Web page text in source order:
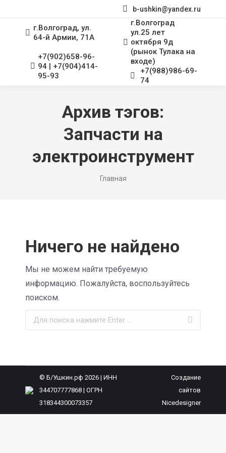
b-ushkin@yandex.ru
г.Волгоград, ул.
64-й Армии, 71А
+7(902)658-96-
94 | +7(904)414-
95-93
г.Волгоград
ул.25 лет
октября 9д
(рынок Тулака на
входе)
+7(988)986-69-
74
Архив тэгов:
Запчасти на
электроинструмент
Вы здесь:
Главная
Ничего не найдено
Мы не можем найти требуемую
информацию. Пожалуйста, воспользуйтесь
поиском.
Поиск:
© Б/Ушкин.рф 2026 | ИНН
344707777868 | ОГРН
318344300073357
Создание
сайтов
Nicedesigner